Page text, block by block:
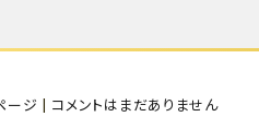
ージ コメントはまだありません